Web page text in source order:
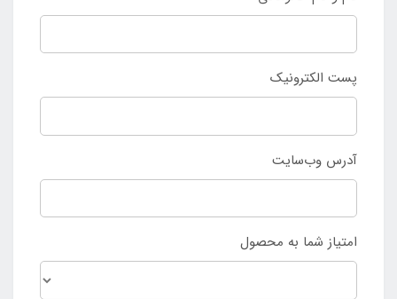
پست الکترونیک
آدرس وب‌سایت
امتیاز شما به محصول